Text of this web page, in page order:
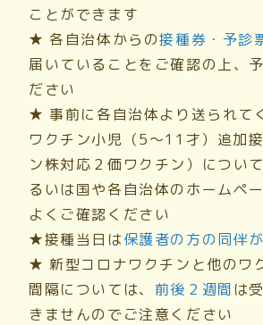
ことができます
★ 各自治体からの接種券・予診
届いていることをご確認の上、
ださい
★ 事前に各自治体より送られて
ワクチン小児（5～11才）追加
ン株対応２価ワクチン）につい
るいは国や各自治体のホームペ
よくご確認ください
★接種当日は保護者の方の同伴
★ 新型コロナワクチンと他のワ
間隔については、 前後２週間は
きませんのでご注意ください